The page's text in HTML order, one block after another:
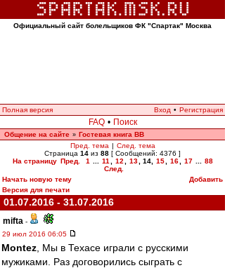
Официальный сайт болельщиков ФК "Спартак" Москва
Полная версия Вход • Регистрация
FAQ • Поиск
Общение на сайте » Гостевая книга ВВ
Пред. тема | След. тема
Страница 14 из 88 [ Сообщений: 4376 ]
На страницу Пред. 1 11 12 13 14, 15 16 17
88
След.
Начать новую тему
Добавить
Версия для печати
01.07.2016 - 31.07.2016
mifta -
29 июл 2016 06:05
Montez , Мы в Техасе играли с русскими
мужиками. Раз договорились сыграть с